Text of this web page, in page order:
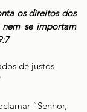
os direitos dos
se importam
de justos
“Senhor,